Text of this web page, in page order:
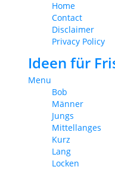
Home
Contact
Disclaimer
Privacy Policy
Ideen für
Menu
Bob
Männer
Jungs
Mittellanges
Kurz
Lang
Locken